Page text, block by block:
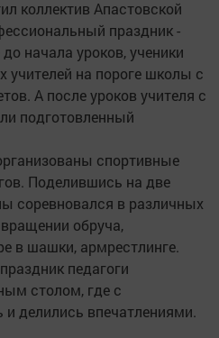
коллектив Апастовской
праздник -
начала уроков, ученики
учителей на пороге школы с
А после уроков учителя с
подготовленный
спортивные
Поделившись на две
соревновался в различных
обруча,
в шашки, армрестлинге.
педагоги
столом, где с
делились впечатлениями.